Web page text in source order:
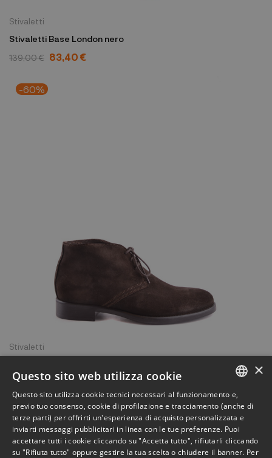
Stivaletti
Stivaletti Base London nero
139,00 € 83,40 €
-60%
Stivaletti
176,00 € 70,40 €
Visualizzati 1-25 su 25 articoli
ITALIAN
ENGLISH
FRENCH
×
Questo sito web utilizza cookie
Questo sito utilizza cookie tecnici necessari al funzionamento e,
previo tuo consenso, cookie di profilazione e tracciamento (anche di
terze parti) per offrirti un'esperienza di acquisto personalizzata e
inviarti messaggi pubblicitari in linea con le tue preferenze. Puoi
accettare tutti i cookie cliccando su "Accetta tutto", rifiutarli cliccando
su "Rifiuta tutto" oppure gestire la tua scelta o chiudere il banner. Per